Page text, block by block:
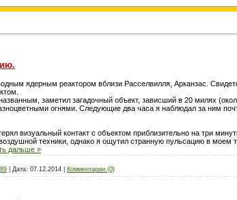
ядерным реактором вблизи Расселвилля, Арканзас.
заметил загадочный объект, зависший в 20 милях
огнями. Следующие два часа я наблюдал за ним
визуальный контакт с объектом приблизительно на три
техники, однако я ощутил странную пульсацию в моем
дальше »
Дата: 07.12.2014 Комментарии (0)